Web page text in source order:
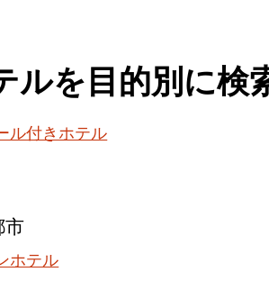
ルを目的別に検
ル付きホテル
市
ホテル